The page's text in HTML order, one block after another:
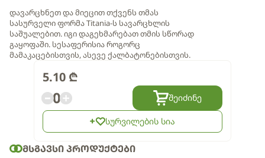
დავარცხნეთ და მიეცით თქვენს თმას
სასურველი ფორმა Titania-ს სავარცხლის
საშუალებით. იგი დაგეხმარებათ თმის სწორად
გაყოფაში. სესაფერისია როგორც
მამაკაცებისთვის, ასევე ქალბატონებისთვის.
5.10 ₾
0 შეიძინე
სურვილების სია
ᲛᲡᲒᲐᲕᲡᲘ ᲞᲠᲝᲓᲣᲥᲢᲔᲑᲘ